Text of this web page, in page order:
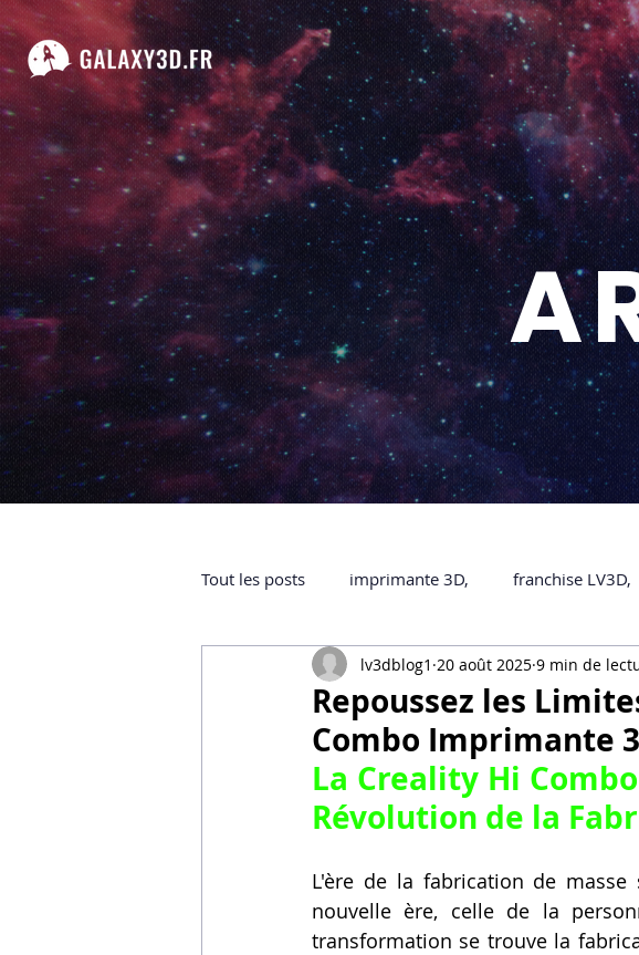
Tout les posts imprimante 3D, franchise LV3D,
impression 3D à la demande Accessoires
ARTILLERY 3D Formation
Creality Hi combo Artillery M1 Pro
Repoussez les
Combo Imprimante
lv3dblog1 20 août 2025 9 min de
La Creality Hi
Révolution de la
L'ère de la fabrication de
nouvelle ère, celle de la
transformation se trouve la